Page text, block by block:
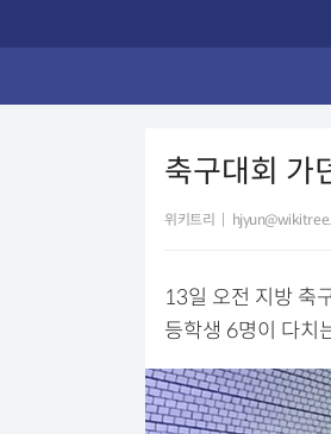
축구대회 가
위키트리
13일 오전 지방 축
등학생 6명이 다치